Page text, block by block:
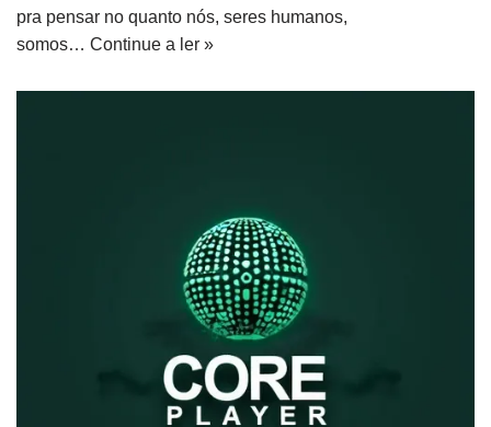
pra pensar no quanto nós, seres humanos,
somos… Continue a ler »